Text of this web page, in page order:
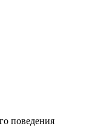
поведения